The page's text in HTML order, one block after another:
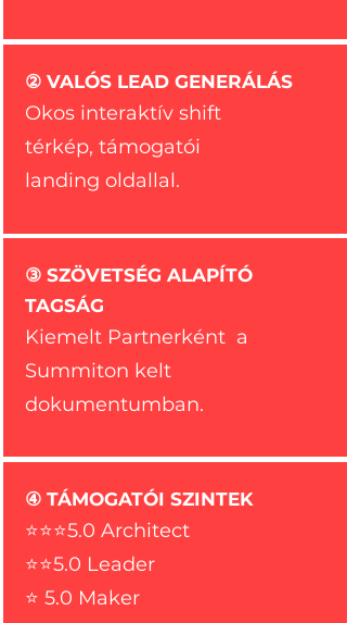
② VALÓS LEAD GENERÁLÁS
Okos interaktív shift
térkép, támogatói
landing oldallal.
③ SZÖVETSÉG ALAPÍTÓ
TAGSÁG
Kiemelt Partnerként a
Summiton kelt
dokumentumban.
④ TÁMOGATÓI SZINTEK
⭐⭐⭐5.0 Architect
⭐⭐5.0 Leader
⭐ 5.0 Maker